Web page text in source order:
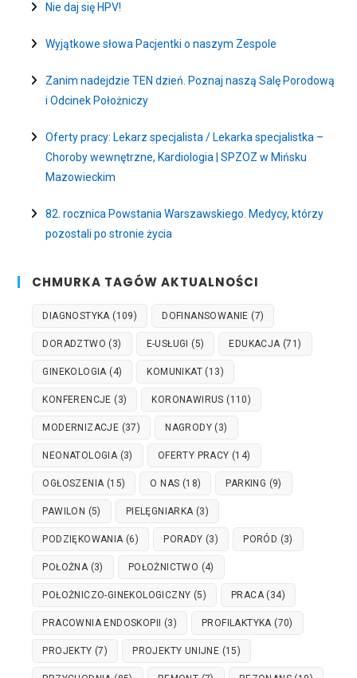
Nie daj się HPV!
Wyjątkowe słowa Pacjentki o naszym Zespole
Zanim nadejdzie TEN dzień. Poznaj naszą Salę Porodową
i Odcinek Położniczy
Oferty pracy: Lekarz specjalista / Lekarka specjalistka –
Choroby wewnętrzne, Kardiologia | SPZOZ w Mińsku
Mazowieckim
82. rocznica Powstania Warszawskiego. Medycy, którzy
pozostali po stronie życia
CHMURKA TAGÓW AKTUALNOŚCI
DIAGNOSTYKA(109) DOFINANSOWANIE (7)
DORADZTWO (3) E-USŁUGI (5) EDUKACJA(71)
GINEKOLOGIA(4) KOMUNIKAT (13)
KONFERENCJE (3) KORONAWIRUS (110)
MODERNIZACJE (37) NAGRODY (3)
NEONATOLOGIA(3) OFERTY PRACY (14)
OGŁOSZENIA(15) O NAS (18) PARKING (9)
PAWILON (5) PIELĘGNIARKA(3)
PODZIĘKOWANIA(6) PORADY (3) PORÓD (3)
POŁOŻNA(3) POŁOŻNICTWO (4)
POŁOŻNICZO-GINEKOLOGICZNY (5) PRACA(34)
PRACOWNIA ENDOSKOPII (3) PROFILAKTYKA(70)
PROJEKTY (7) PROJEKTY UNIJNE (15)